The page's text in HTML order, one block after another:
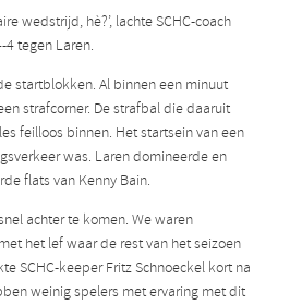
wedstrijd, hè?’, lachte SCHC-coach
4 tegen Laren.
startblokken. Al binnen een minuut
strafcorner. De strafbal die daaruit
feilloos binnen. Het startsein van een
was. Laren domineerde en
flats van Kenny Bain.
achter te komen. We waren
het lef waar de rest van het seizoen
SCHC-keeper Fritz Schnoeckel kort na
weinig spelers met ervaring met dit